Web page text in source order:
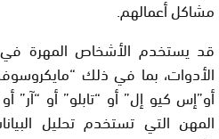
مشاكل أعمالهم.
قد يستخدم الأشخاص المهرة في
الأدوات، بما في ذلك
أو”إس كيو إل” أو “تابلو” أو
المهن التي تستخدم تحليل